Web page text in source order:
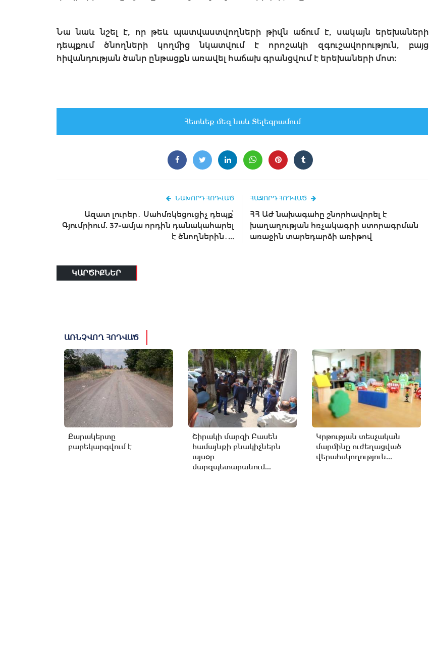
Նա նաև նշել է, որ թեև պատվաստվողների թիվն աճում է, սակայն երեխաների
դեպքում ծնողների կողմից նկատվում է որոշակի զգուշավորություն, բայց
հիվանդության ծանր ընթացքն առավել հաճախ գրանցվում է երեխաների մոտ։
Հետևեք մեզ նաև Տելեգրամում
ՆԱԽՈՐԴ ՀՈԴՎԱԾ
Ազատ լուրեր․ Սահմռկեցուցիչ դեպք՝
Գյումրիում. 37-ամյա որդին դանակահարել
է ծնողներին․...
ՀԱՋՈՐԴ ՀՈԴՎԱԾ
ՀՀ ԱԺ նախագահը շնորհավորել է
խաղաղության հռչակագրի ստորագրման
առաջին տարեդարձի առիթով
ԿԱՐԾԻՔՆԵՐ
ԱՌՆՉՎՈՂ ՀՈԴՎԱԾ
Քարակերտը
բարեկարգվում է
Շիրակի մարզի Բասեն
համայնքի բնակիչներն
այսօր
մարզպետարանում...
Կրթության տեսչական
մարմինը ուժեղացված
վերահսկողություն...